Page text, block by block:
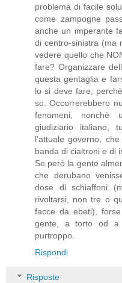
problema di facile
come zampogne
anche un imperante
di centro-sinistra (ma
vedere quello che
fare? Organizzare
questa gentaglia e
lo si deve fare,
so. Occorrerebbero
fenomeni, nonchè
giudiziario italiano,
l'attuale governo,
banda di cialtroni e di
Se però la gente
che derubano
dose di schiaffoni
rivoltarsi, non tre o
facce da ebeti),
gente, a torto od a
purtroppo.
Rispondi
Risposte